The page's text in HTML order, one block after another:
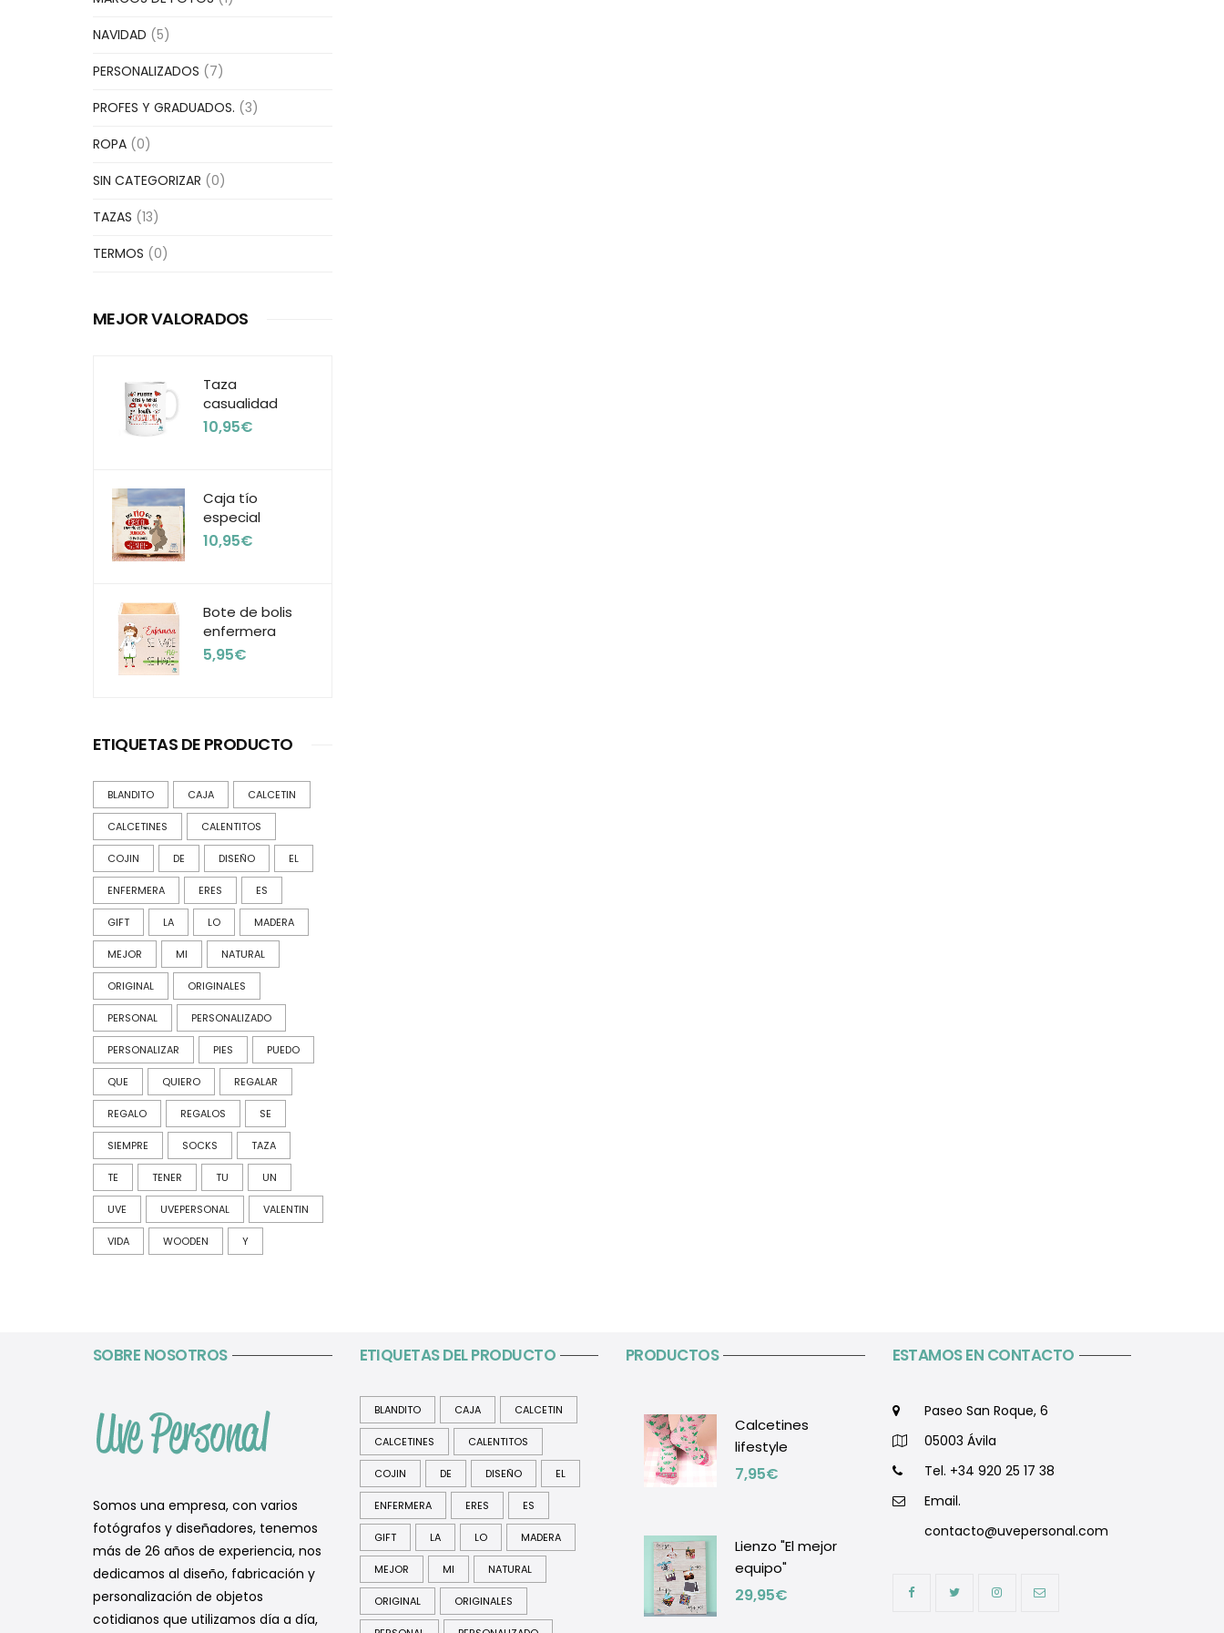
NAVIDAD (5)
PERSONALIZADOS (7)
PROFES Y GRADUADOS. (3)
ROPA (0)
SIN CATEGORIZAR (0)
TAZAS (13)
TERMOS (0)
MEJOR VALORADOS
Taza
casualidad
10,95€
Caja tío
especial
10,95€
Bote de bolis
enfermera
5,95€
ETIQUETAS DE PRODUCTO
BLANDITO CAJA CALCETIN
CALCETINES CALENTITOS
COJIN DE DISEÑO EL
ENFERMERA ERES ES
GIFT LA LO MADERA
MEJOR MI NATURAL
ORIGINAL ORIGINALES
PERSONAL PERSONALIZADO
PERSONALIZAR PIES PUEDO
QUE QUIERO REGALAR
REGALO REGALOS SE
SIEMPRE SOCKS TAZA
TE TENER TU UN
UVE UVEPERSONAL VALENTIN
VIDA WOODEN Y
SOBRE NOSOTROS
Somos una empresa, con varios
fotógrafos y diseñadores, tenemos
más de 26 años de experiencia, nos
dedicamos al diseño, fabricación y
personalización de objetos
cotidianos que utilizamos día a día,
ETIQUETAS DEL PRODUCTO
BLANDITO CAJA CALCETIN
CALCETINES CALENTITOS
COJIN DE DISEÑO EL
ENFERMERA ERES ES
GIFT LA LO MADERA
MEJOR MI NATURAL
ORIGINAL ORIGINALES
PRODUCTOS
Calcetines
lifestyle
7,95€
Lienzo "El mejor
equipo"
29,95€
ESTAMOS EN CONTACTO
Paseo San Roque, 6
05003 Ávila
Tel. +34 920 25 17 38
Email.
contacto@uvepersonal.com